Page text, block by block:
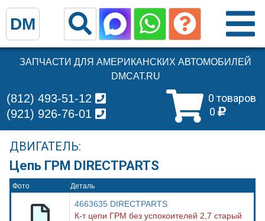
ЗАПЧАСТИ ДЛЯ АМЕРИКАНСКИХ АВТОМОБИЛЕЙ
DMCAT.RU
0 товаров
0
(812) 493-51-12
(921) 926-76-01
ДВИГАТЕЛЬ:
Цепь ГРМ DIRECTPARTS
Фото Деталь
4663635 DIRECTPARTS
К-т цепи ГРМ без успокоителей 2,7 старый
DM